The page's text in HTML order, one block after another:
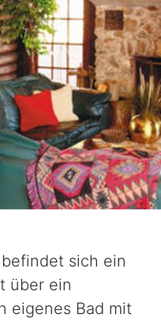
sich ein
über ein
eigenes Bad mit